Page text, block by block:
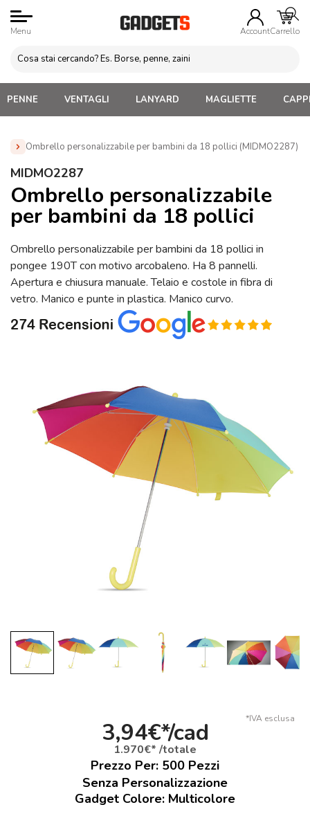
Menu AccountCarrello
PENNE VENTAGLI LANYARD MAGLIETTE
Ombrello personalizzabile per bambini da 18 pollici (MIDMO2287)
Home » Ombrelli Personalizzati
bambini da 18 pollici (MIDMO2287)
MIDMO2287
Ombrello personalizzabile
per bambini da 18 pollici
Ombrello personalizzabile per bambini da 18 pollici in
pongee 190T con motivo arcobaleno. Ha 8 pannelli.
Apertura e chiusura manuale. Telaio e costole in fibra di
vetro. Manico e punte in plastica. Manico curvo.
*IVA esclusa
3,94€*/cad
1.970€* /totale
Prezzo Per: 500 Pezzi
Senza Personalizzazione
Gadget Colore: Multicolore